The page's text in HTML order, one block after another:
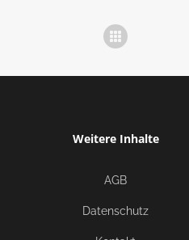
Weitere Inhalte
AGB
Datenschutz